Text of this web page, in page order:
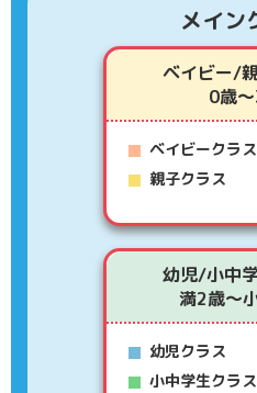
メイン
ベイビー/
0歳
ベイビークラス
親子クラス
幼児/小中
満2歳～
幼児クラス
小中学生クラス